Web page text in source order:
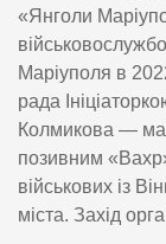
«Янголи
Маріуполя в
рада
Колмикова —
позивним
військових із
міста. Захід